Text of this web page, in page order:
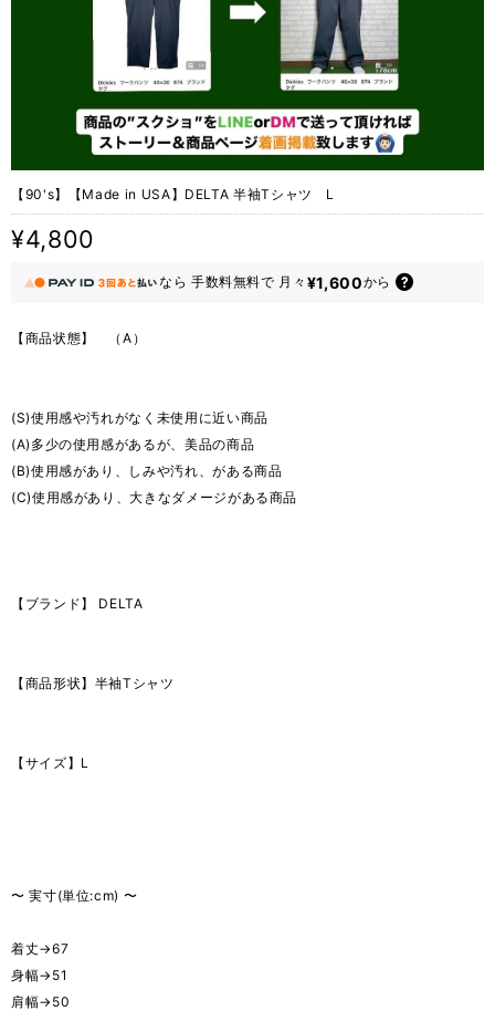
【90's】【Made in USA】DELTA 半袖Tシャツ L
¥4,800
なら 手数料無料で 月々 ¥1,600から
【商品状態】 （A）
(S)使用感や汚れがなく未使用に近い商品
(A)多少の使用感があるが、美品の商品
(B)使用感があり、しみや汚れ、がある商品
(C)使用感があり、大きなダメージがある商品
【ブランド】 DELTA
【商品形状】半袖Tシャツ
【サイズ】L
〜 実寸(単位:cm) 〜
着丈→67
身幅→51
肩幅→50